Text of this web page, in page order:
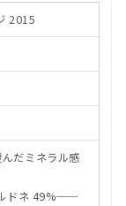
2015
だミネラル感
ドネ 49%──